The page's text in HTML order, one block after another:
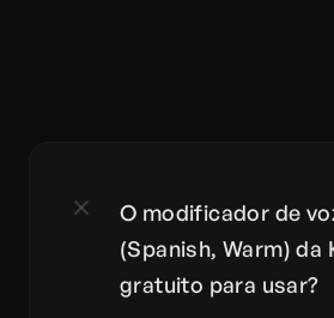
O modificador de
(Spanish, Warm) da
gratuito para usar?